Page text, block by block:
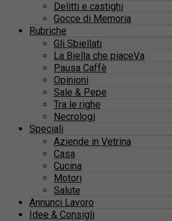
Delitti e castighi
Gocce di Memoria
Rubriche
Gli Sbiellati
La Biella che piaceVa
Pausa Caffè
Opinioni
Sale & Pepe
Tra le righe
Necrologi
Speciali
Aziende in Vetrina
Casa
Cucina
Motori
Salute
Annunci Lavoro
Idee & Consigli